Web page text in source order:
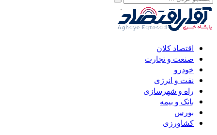
اقتصاد کلان
صنعت و تجارت
خودرو
نفت و انرژی
راه و شهرسازی
بانک و بیمه
بورس
کشاورزی